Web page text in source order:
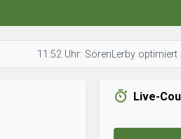
11:52 Uhr: SörenLerby optimiert seine
Live-